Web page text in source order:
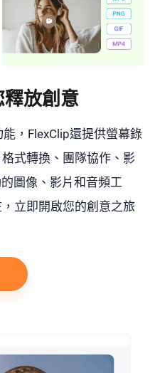
放創意
，FlexClip還提供螢幕錄
式轉換、團隊協作、影
圖像、影片和音頻工
立即開啟您的創意之旅